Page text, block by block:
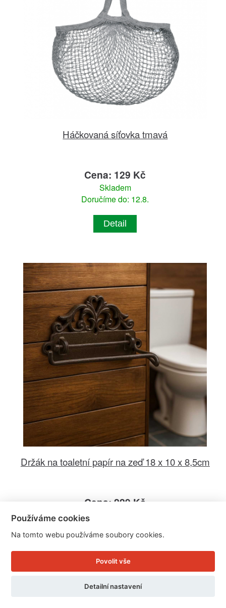
Háčkovaná síťovka tmavá
Cena: 129 Kč
Skladem
Doručíme do: 12.8.
Detail
Držák na toaletní papír na zeď 18 x 10 x 8,5cm
Cena: 229 Kč
Detail
Používáme cookies
Na tomto webu používáme soubory cookies.
Povolit vše
Detailní nastavení